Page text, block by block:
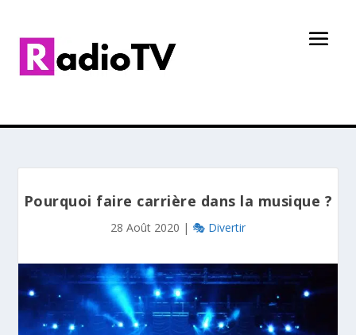
Pourquoi faire carrière dans la musique ?
28 Août 2020 | 🎭 Divertir